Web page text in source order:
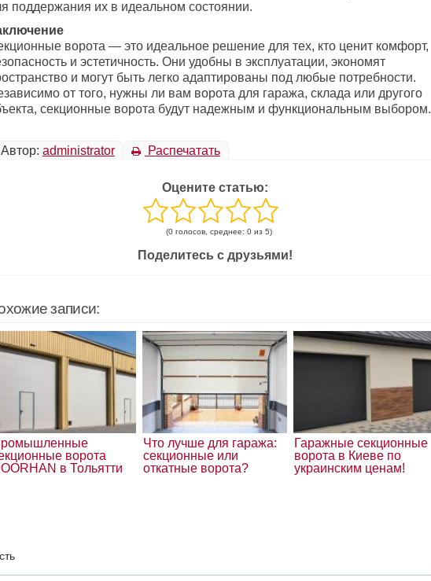
поддержания их в идеальном состоянии.
ворота — это идеальное решение для тех, кто ценит комфорт,
и эстетичность. Они удобны в эксплуатации, экономят
и могут быть легко адаптированы под любые потребности.
от того, нужны ли вам ворота для гаража, склада или другого
секционные ворота будут надежным и функциональным выбором.
Автор: administrator Распечатать
Оцените статью:
(0 голосов, среднее: 0 из 5)
Поделитесь с друзьями!
записи:
ворота
в Тольятти
Что лучше для гаража:
секционные или
откатные ворота?
Гаражные секционные
ворота в Киеве по
украинским ценам!